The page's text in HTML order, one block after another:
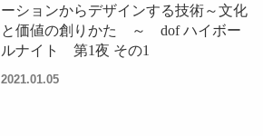
ーションからデザインする技術～文化
と価値の創りかた ～ dof ハイボー
ルナイト 第1夜 その1
2021.01.05